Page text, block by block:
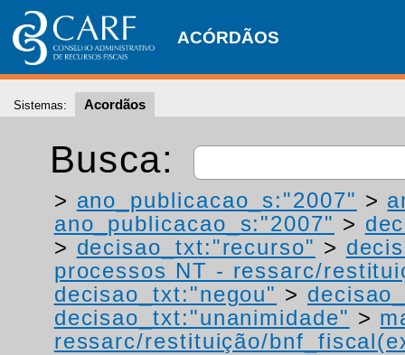
ACÓRDÃOS
Sistemas: Acordãos
Busca:
> ano_publicacao_s:"2007" >
ano_publicacao_s:"2007" >
> decisao_txt:"recurso" >
processos NT - ressarc/
decisao_txt:"negou" >
decisao_txt:"unanimidade" >
ressarc/restituição/